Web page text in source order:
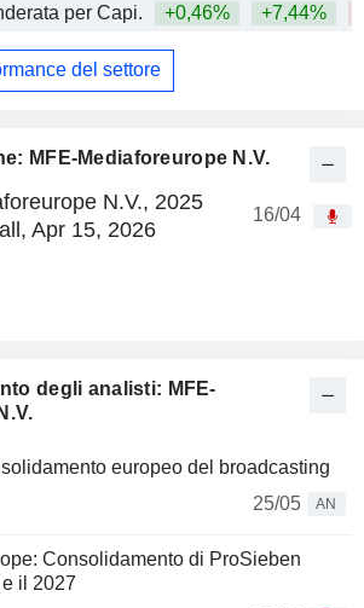
MFE-Mediaforeurope N.V.
N.V., 2025
Apr 15, 2026
16/04
degli analisti: MFE-
europeo del broadcasting
25/05
AN
Consolidamento di ProSieben
il 2027
per Capi.
+0,46% +7,44%
del settore